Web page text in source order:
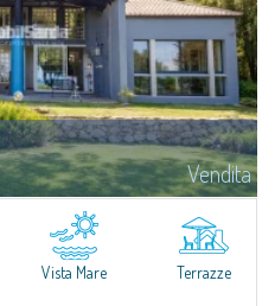
Vendita
di La MaddalenaSituata in
l'Isola dei Gabbiani, questa villa si
del suo lotto privato di 11.000...
Vista Mare Terrazze